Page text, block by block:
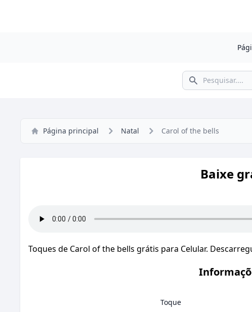
Pesquisar
Página principal Natal Carol of the bells
Baixe
Toques de Carol of the bells grátis para Celular.
Toque